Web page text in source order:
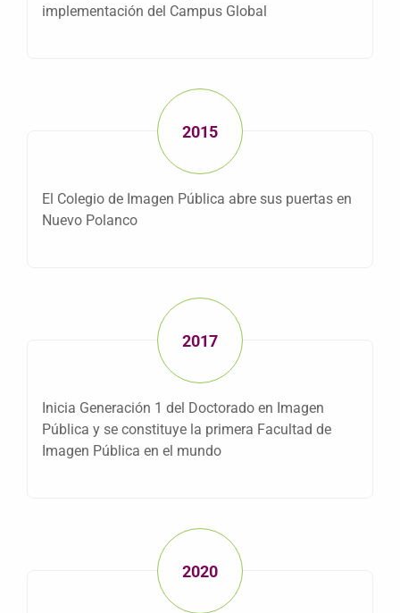
implementación del Campus Global
2015
El Colegio de Imagen Pública abre sus puertas en
Nuevo Polanco
2017
Inicia Generación 1 del Doctorado en Imagen
Pública y se constituye la primera Facultad de
Imagen Pública en el mundo
2020